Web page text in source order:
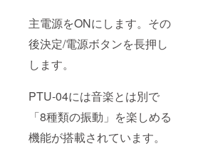
主電源をONにします。その
後決定/電源ボタンを長押し
します。
PTU-04には音楽とは別で
「8種類の振動」を楽しめる
機能が搭載されています。